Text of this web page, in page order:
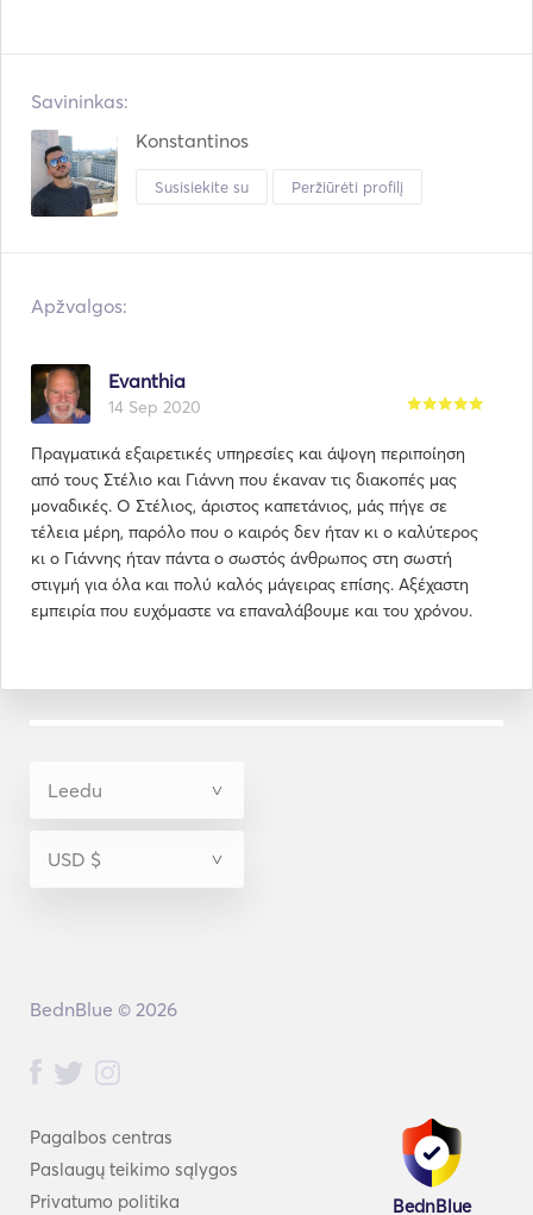
Savininkas:
Konstantinos
Susisiekite su Peržiūrėti profilį
Apžvalgos:
Evanthia
14 Sep 2020
Πραγματικά εξαιρετικές υπηρεσίες και άψογη περιποίηση
από τους Στέλιο και Γιάννη που έκαναν τις διακοπές μας
μοναδικές. Ο Στέλιος, άριστος καπετάνιος, μάς πήγε σε
τέλεια μέρη, παρόλο που ο καιρός δεν ήταν κι ο καλύτερος
κι ο Γιάννης ήταν πάντα ο σωστός άνθρωπος στη σωστή
στιγμή για όλα και πολύ καλός μάγειρας επίσης. Αξέχαστη
εμπειρία που ευχόμαστε να επαναλάβουμε και του χρόνου.
Pagalbos centras
Paslaugų teikimo sąlygos
Privatumo politika
BednBlue
BednBlue © 2026